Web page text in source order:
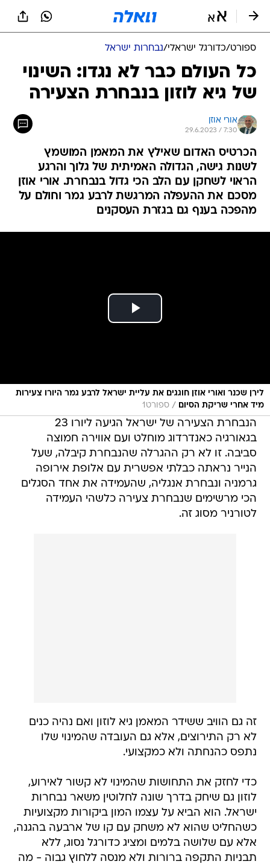
ספורט/כדורגל ישראלי/נבחרות ישראל
כל העולם כבר לא נגדו: השינוי
של גיא לוזון בנבחרת הצעירה
אורי אוזן
29.6.2023 / 7:30
הכרטיס האדום שאילץ את המאמן המושמץ
לשנות גישה, הגדולה האמיתית של גלוך והרגע
הראוי לשחקן עם הלב הכי גדול בנבחרת. אורי אוזן
מסכם את ההעפלה המרגשת לרבע גמר וחולם על
מהפכה בענף גם בגזרת העסקנים
לירן שכנר ואורי אוזן חוגגים את עליית ישראל לרבע גמר היורו צעירות
מיד אחרי שריקת הסיום
/ ספורט1
הנבחרת הצעירה של ישראל הגיעה ליורו 23
בגאורגיה כאנדרדוג מוחלט ועם אווירה חמוצה
סביבה. זו לא רק ההגרלה שהנבחרת קיבלה, שעל
הנייר נראתה כבלתי אפשרית עם אלופת אירופה
גרמניה ונבחרת אנגליה, שהעמידה את אחד הסגלים
הכי מרשימים שנבחרת צעירה כלשהי העמידה
לטורניר מסוג זה.
זה גם הוויב ששידר המאמן גיא לוזון ואם נהיה כנים
לא רק התירוצים, אלא גם העובדה שהמינוי שלו
נתפס כהנחתה ולא כמקצועי.
כדי לחזק את התחושות שהמינוי לא קשור לאירוע,
לוזון גם שיחק בדרך שונה לחלוטין משאר נבחרות
ישראל. הוא הביא על עצמו המון ביקורות מקצועיות
כשהחליט שהוא לא משחק עם קו של ארבעה בהגנה,
אלא עם שלושה בלמים ומציג כדורגל נסוג, ללא
תבניות התקפה ברורות ולא מנסה ללחוץ גבוה - מה